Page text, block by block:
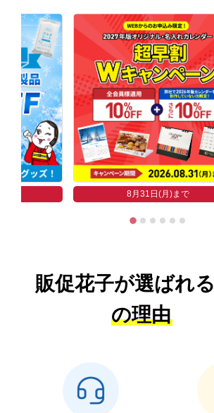
8月31日(月)まで
販促花子が選ばれる
の理由